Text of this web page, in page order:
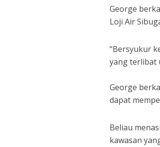
George
Loji Air
“Bersyukur
yang terlibat
George
dapat
Beliau
kawasan